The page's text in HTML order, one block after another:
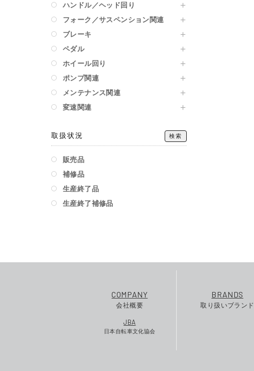
ハンドル／ヘッド回り
フォーク／サスペンション関連
ブレーキ
ペダル
ホイール回り
ポンプ関連
メンテナンス関連
変速関連
取扱状況 検索
販売品
補修品
生産終了品
生産終了補修品
COMPANY
会社概要
JBA
日本自転車文化協会
BRANDS
取り扱いブランド